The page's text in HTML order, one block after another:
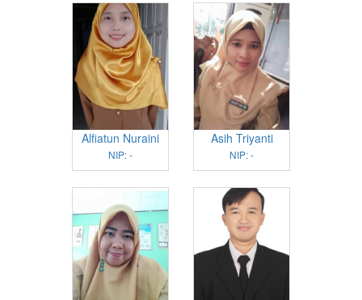
Alfiatun Nuraini
NIP: -
Asih Triyanti
NIP: -